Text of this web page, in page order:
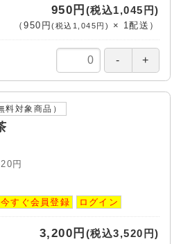
950円(税込1,045円)
（950円(税込1,045円) × 1配送 ）
対象商品）
円
今すぐ会員登録 ログイン
3,200円(税込3,520円)